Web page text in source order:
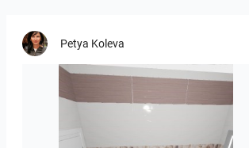
Petya Koleva